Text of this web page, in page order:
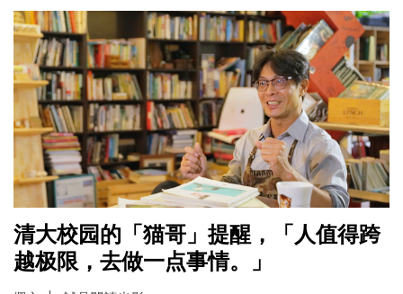
清大校园的「猫哥」提醒，「人值得跨
越极限，去做一点事情。」